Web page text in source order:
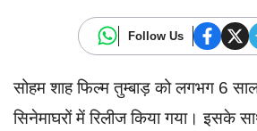
Follow Us
सोहम शाह फिल्म तुम्बाड़ को लगभग 6
सिनेमाघरों में रिलीज किया गया। इसके